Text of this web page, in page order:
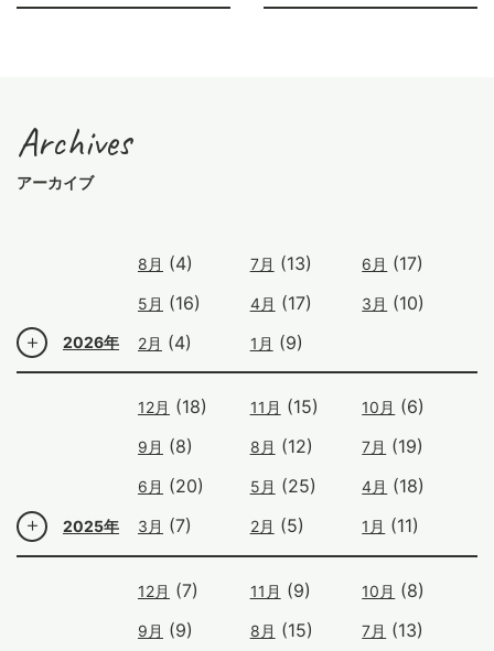
Archives
アーカイブ
2026年
8月 (4) 7月 (13) 6月 (17)
5月 (16) 4月 (17) 3月 (10)
2月 (4) 1月 (9)
2025年
12月 (18) 11月 (15) 10月 (6)
9月 (8) 8月 (12) 7月 (19)
6月 (20) 5月 (25) 4月 (18)
3月 (7) 2月 (5) 1月 (11)
12月 (7) 11月 (9) 10月 (8)
9月 (9) 8月 (15) 7月 (13)